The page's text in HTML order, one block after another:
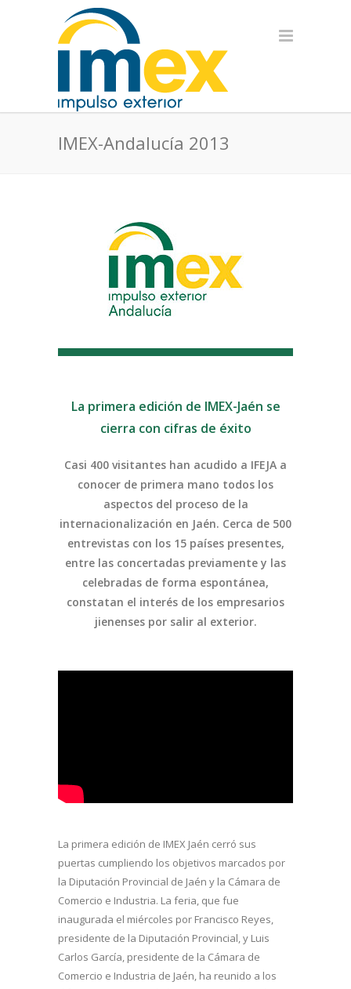
IMEX-Andalucía 2013
La primera edición de IMEX-Jaén se
cierra con cifras de éxito
Casi 400 visitantes han acudido a IFEJA a
conocer de primera mano todos los
aspectos del proceso de la
internacionalización en Jaén. Cerca de 500
entrevistas con los 15 países presentes,
entre las concertadas previamente y las
celebradas de forma espontánea,
constatan el interés de los empresarios
jienenses por salir al exterior.
La primera edición de IMEX Jaén cerró sus
puertas cumpliendo los objetivos marcados por
la Diputación Provincial de Jaén y la Cámara de
Comercio e Industria. La feria, que fue
inaugurada el miércoles por Francisco Reyes,
presidente de la Diputación Provincial, y Luis
Carlos García, presidente de la Cámara de
Comercio e Industria de Jaén, ha reunido a los